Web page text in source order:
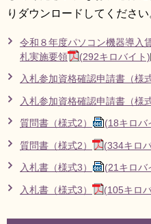
りダウンロードしてください
令和８年度パソコン機器導入
札実施要領
(292キロバイト)
入札参加資格確認申請書（様
入札参加資格確認申請書（様
質問書（様式2） (18キロバ
質問書（様式2） (334キロ
入札書（様式3） (21キロバ
入札書（様式3） (105キロ